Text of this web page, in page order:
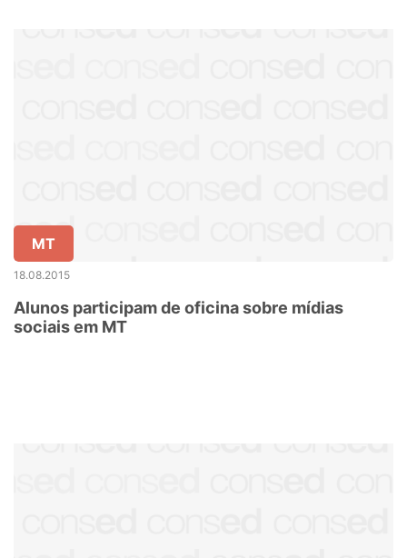
MT
18.08.2015
Alunos participam de oficina sobre mídias
sociais em MT